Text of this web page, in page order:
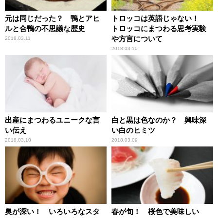
元は同じだった？ 鴨とアヒ
ルと合鴨の不思議な歴史
2018.03.11
トロッコは英語じゃない！
トロッコにまつわる思考実験
や方言について
2018.03.10
出産にまつわるユニークな言
い伝え
2018.03.10
白と黒は色なのか？ 興味深
い白のヒミツ
2018.03.09
奥が深い！ いろいろなスタ
春が旬！ 桜色で美味しい